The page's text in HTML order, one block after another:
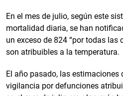
En el mes de julio, según este
mortalidad diaria, se han
un exceso de 824 “por todas las
son atribuibles a la temperatura.
El año pasado, las estimaciones
vigilancia por defunciones